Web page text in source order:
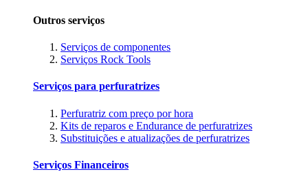
Outros serviços
Serviços de componentes
Serviços Rock Tools
Serviços para perfuratrizes
Perfuratriz com preço por hora
Kits de reparos e Endurance de perfuratrizes
Substituições e atualizações de perfuratrizes
Serviços Financeiros